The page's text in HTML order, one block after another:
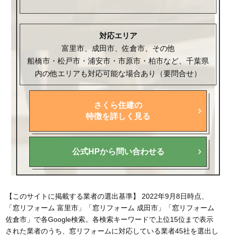
対応エリア
富里市、成田市、佐倉市、その他
船橋市・松戸市・浦安市・市原市・柏市など、千葉県
内の他エリアも対応可能な場合あり（要問合せ）
さくら住建の
特徴を詳しく見る
公式HPから問い合わせる
【このサイトに掲載する業者の選出基準】 2022年9月8日時点、
「窓リフォーム 富里市」「窓リフォーム 成田市」「窓リフォーム
佐倉市」で各Google検索。各検索キーワードで上位15位まで表示
された業者のうち、窓リフォームに対応している業者45社を選出し